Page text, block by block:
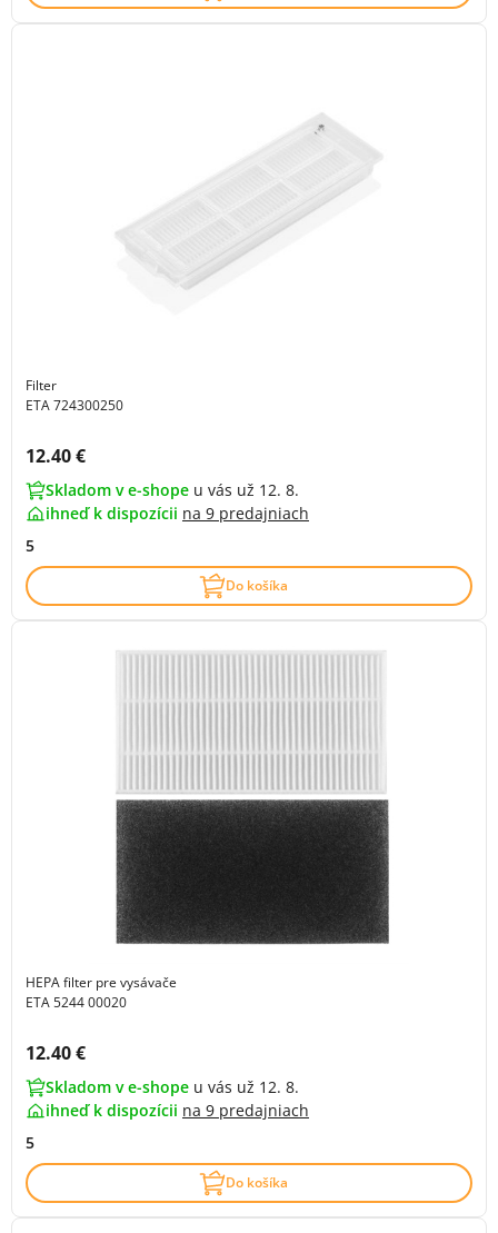
Filter
ETA 724300250
Cena s DPH:
12.40 €
Skladom v e-shope u vás už 12. 8.
ihneď k dispozícii na 9 predajniach
5
Do košíka
HEPA filter pre vysávače
ETA 5244 00020
Cena s DPH:
12.40 €
Skladom v e-shope u vás už 12. 8.
ihneď k dispozícii na 9 predajniach
5
Do košíka